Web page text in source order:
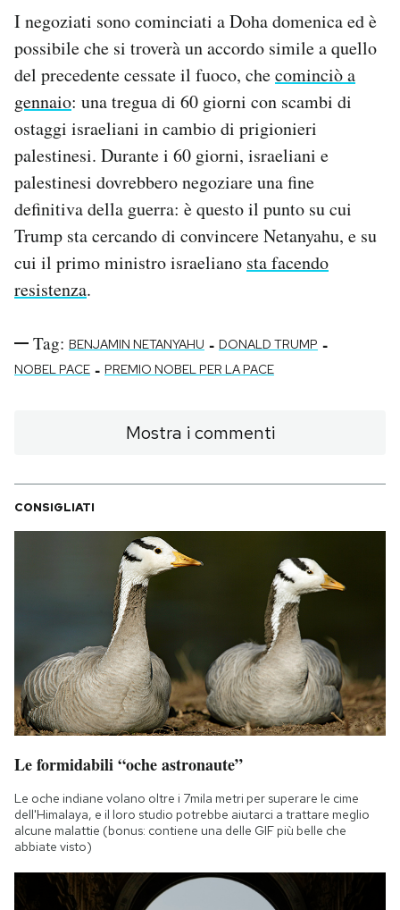
I negoziati sono cominciati a Doha domenica ed è
possibile che si troverà un accordo simile a quello
del precedente cessate il fuoco, checominciò a
gennaio: una tregua di 60 giorni con scambi di
ostaggi israeliani in cambio di prigionieri
palestinesi. Durante i 60 giorni, israeliani e
palestinesi dovrebbero negoziare una fine
definitiva della guerra: è questo il punto su cui
Trump sta cercando di convincere Netanyahu, e su
cui il primo ministro israeliano sta facendo
resistenza.
Tag: BENJAMIN NETANYAHU - DONALD TRUMP -
NOBEL PACE - PREMIO NOBEL PER LA PACE
Mostra i commenti
CONSIGLIATI
Le formidabili “oche astronaute”
Le oche indiane volano oltre i 7mila metri per superare le cime
dell'Himalaya, e il loro studio potrebbe aiutarci a trattare meglio
alcune malattie (bonus: contiene una delle GIF più belle che
abbiate visto)